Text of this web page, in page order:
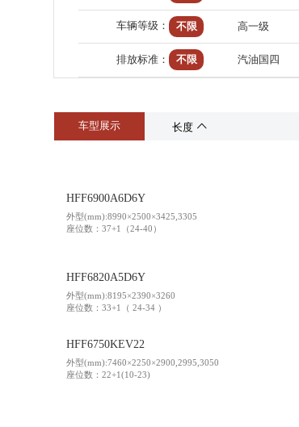
获取报价：
车辆等级： 不限 高一级
排放标准： 不限 汽油国四
车型展示 长度
HFF6900A6D6Y
外型(mm):8990×2500×3425,3305
座位数：37+1（24-40）
HFF6820A5D6Y
外型(mm):8195×2390×3260
座位数：33+1（ 24-34 ）
HFF6750KEV22
外型(mm):7460×2250×2900,2995,3050
座位数：22+1(10-23)